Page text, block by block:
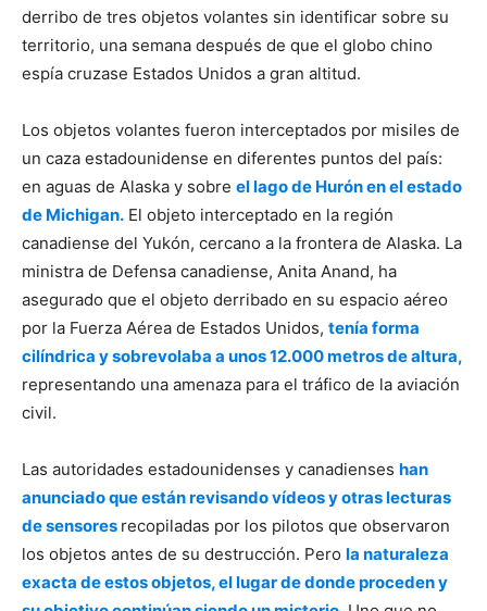
derribo de tres objetos volantes sin identificar sobre su
territorio, una semana después de que el globo chino
espía cruzase Estados Unidos a gran altitud.
Los objetos volantes fueron interceptados por misiles de
un caza estadounidense en diferentes puntos del país:
en aguas de Alaska y sobre el lago de Hurón en el estado
de Michigan. El objeto interceptado en la región
canadiense del Yukón, cercano a la frontera de Alaska. La
ministra de Defensa canadiense, Anita Anand, ha
asegurado que el objeto derribado en su espacio aéreo
por la Fuerza Aérea de Estados Unidos, tenía forma
cilíndrica y sobrevolaba a unos 12.000 metros de altura,
representando una amenaza para el tráfico de la aviación
civil.
Las autoridades estadounidenses y canadienses han
anunciado que están revisando vídeos y otras lecturas
de sensores recopiladas por los pilotos que observaron
los objetos antes de su destrucción. Pero la naturaleza
exacta de estos objetos, el lugar de donde proceden y